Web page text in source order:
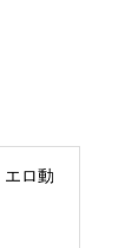
エロ動